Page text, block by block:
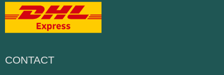
CONTACT